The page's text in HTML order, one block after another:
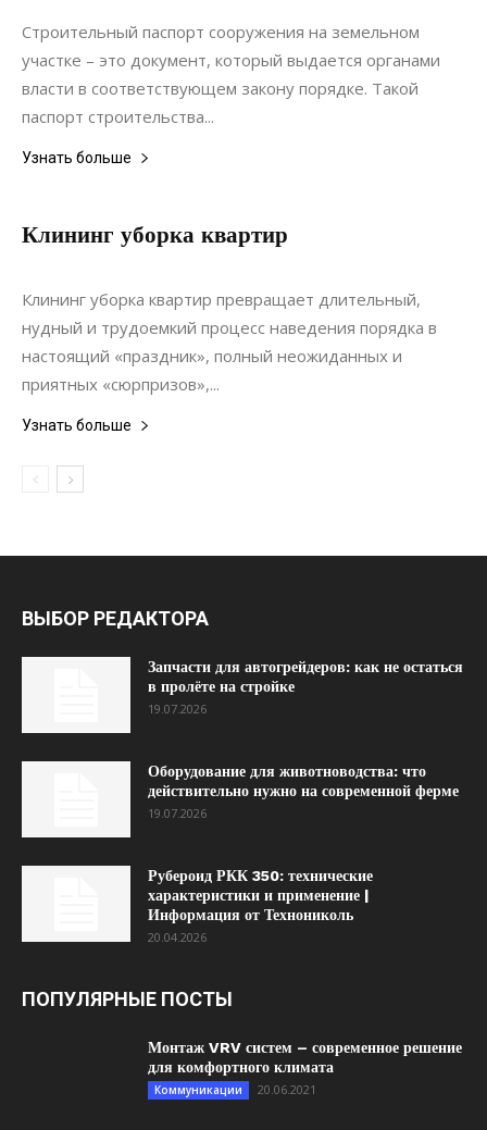
Строительный паспорт сооружения на земельном
участке – это документ, который выдается органами
власти в соответствующем закону порядке. Такой
паспорт строительства...
Узнать больше
Клининг уборка квартир
06.03.2021
Клининг уборка квартир превращает длительный,
нудный и трудоемкий процесс наведения порядка в
настоящий «праздник», полный неожиданных и
приятных «сюрпризов»,...
Узнать больше
ВЫБОР РЕДАКТОРА
Запчасти для автогрейдеров: как не остаться
в пролёте на стройке
19.07.2026
Оборудование для животноводства: что
действительно нужно на современной ферме
19.07.2026
Рубероид РКК 350: технические
характеристики и применение |
Информация от Технониколь
20.04.2026
ПОПУЛЯРНЫЕ ПОСТЫ
Монтаж VRV систем – современное решение
для комфортного климата
Коммуникации 20.06.2021